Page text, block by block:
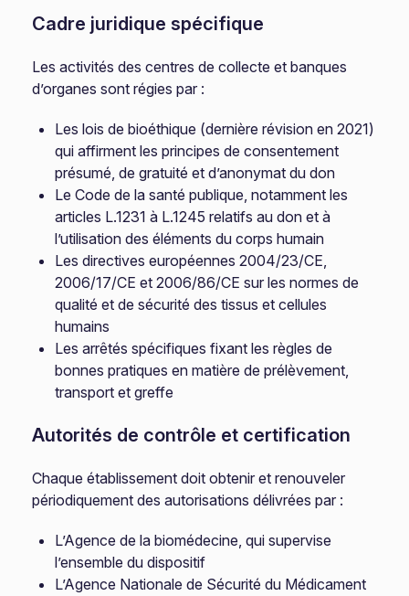
Cadre juridique spécifique
Les activités des centres de collecte et banques
d’organes sont régies par :
Les lois de bioéthique (dernière révision en 2021)
qui affirment les principes de consentement
présumé, de gratuité et d’anonymat du don
Le Code de la santé publique, notamment les
articles L.1231 à L.1245 relatifs au don et à
l’utilisation des éléments du corps humain
Les directives européennes 2004/23/CE,
2006/17/CE et 2006/86/CE sur les normes de
qualité et de sécurité des tissus et cellules
humains
Les arrêtés spécifiques fixant les règles de
bonnes pratiques en matière de prélèvement,
transport et greffe
Autorités de contrôle et certification
Chaque établissement doit obtenir et renouveler
périodiquement des autorisations délivrées par :
L’Agence de la biomédecine, qui supervise
l’ensemble du dispositif
L’Agence Nationale de Sécurité du Médicament